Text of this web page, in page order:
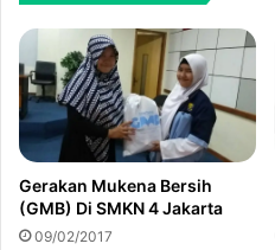
Gerakan Mukena Bersih
(GMB) Di SMKN 4 Jakarta
09/02/2017